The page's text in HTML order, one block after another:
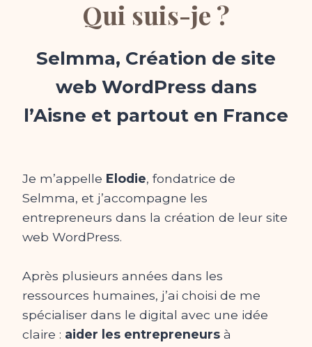
Qui suis-je ?
Selmma, Création de site
web WordPress dans
l’Aisne et partout en France
Je m’appelle Elodie, fondatrice de
Selmma, et j’accompagne les
entrepreneurs dans la création de leur site
web WordPress.
Après plusieurs années dans les
ressources humaines, j’ai choisi de me
spécialiser dans le digital avec une idée
claire : aider les entrepreneurs à